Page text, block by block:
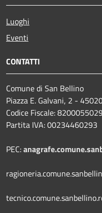
Luoghi
Eventi
CONTATTI
Comune di San Bellino
Piazza E. Galvani, 2 -
Codice Fiscale:
Partita IVA: 00234460293
PEC: